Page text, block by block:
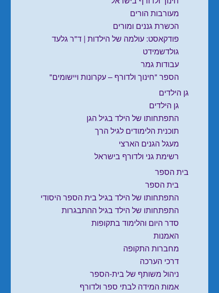
מעורבות הורים
הכשרת גננים ומורים
פודקאסט: עולמה של הילדות | ד"ר גלעד
גולדשמידט
עבודות גמר
הספר "חינוך ולדורף – עקרונות ויישומים"
גן הילדים
גן הילדים
התפתחותו של הילד בגיל הגן
תוכנית הלימודים לגיל הרך
מעגל הגנים הארצי
רשימת גני ולדורף בישראל
בית הספר
בית הספר
התפתחותו של הילד בגיל בית הספר היסודי
התפתחותו של הילד בגיל ההתבגרות
סדר היום והלימוד בתקופות
האמנות
מחברות התקופה
דרכי הערכה
ניהול משותף של בית-הספר
אמות המידה לבתי ספר ולדורף